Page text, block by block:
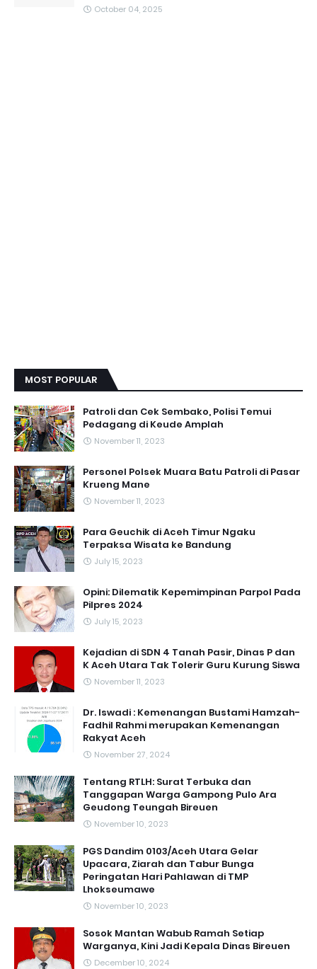
October 04, 2025
MOST POPULAR
Patroli dan Cek Sembako, Polisi Temui
Pedagang di Keude Amplah
November 11, 2023
Personel Polsek Muara Batu Patroli di Pasar
Krueng Mane
November 11, 2023
Para Geuchik di Aceh Timur Ngaku
Terpaksa Wisata ke Bandung
July 15, 2023
Opini: Dilematik Kepemimpinan Parpol Pada
Pilpres 2024
July 15, 2023
Kejadian di SDN 4 Tanah Pasir, Dinas P dan
K Aceh Utara Tak Tolerir Guru Kurung Siswa
November 11, 2023
Dr. Iswadi : Kemenangan Bustami Hamzah-
Fadhil Rahmi merupakan Kemenangan
Rakyat Aceh
November 27, 2024
Tentang RTLH: Surat Terbuka dan
Tanggapan Warga Gampong Pulo Ara
Geudong Teungah Bireuen
November 10, 2023
PGS Dandim 0103/Aceh Utara Gelar
Upacara, Ziarah dan Tabur Bunga
Peringatan Hari Pahlawan di TMP
Lhokseumawe
November 10, 2023
Sosok Mantan Wabub Ramah Setiap
Warganya, Kini Jadi Kepala Dinas Bireuen
December 10, 2024